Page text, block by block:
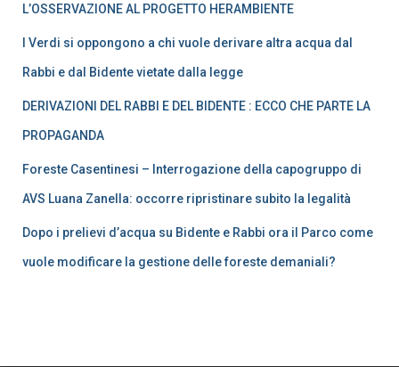
L’OSSERVAZIONE AL PROGETTO HERAMBIENTE
I Verdi si oppongono a chi vuole derivare altra acqua dal
Rabbi e dal Bidente vietate dalla legge
DERIVAZIONI DEL RABBI E DEL BIDENTE : ECCO CHE PARTE LA
PROPAGANDA
Foreste Casentinesi – Interrogazione della capogruppo di
AVS Luana Zanella: occorre ripristinare subito la legalità
Dopo i prelievi d’acqua su Bidente e Rabbi ora il Parco come
vuole modificare la gestione delle foreste demaniali?